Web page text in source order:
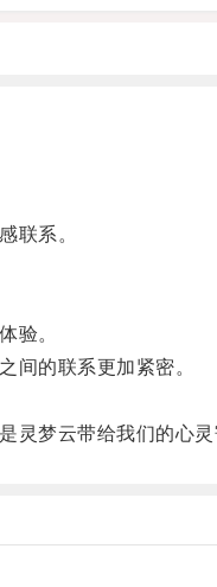
联系。
验。
的联系更加紧密。
梦云带给我们的心灵